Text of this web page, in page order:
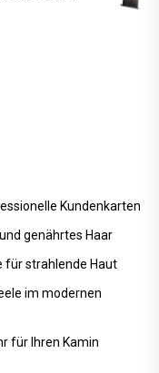
Kundenkarten
genährtes Haar
für strahlende Haut
im modernen
für Ihren Kamin